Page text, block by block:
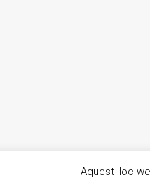
Aquest lloc